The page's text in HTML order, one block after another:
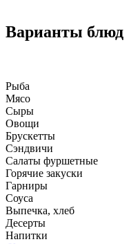
Варианты блюд
Рыба
Мясо
Сыры
Овощи
Брускетты
Сэндвичи
Салаты фуршетные
Горячие закуски
Гарниры
Соуса
Выпечка, хлеб
Десерты
Напитки